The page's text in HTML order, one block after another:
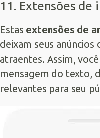
11. Extensões de
Estas extensões de
deixam seus anúncios
atraentes. Assim,
mensagem do texto,
relevantes para seu